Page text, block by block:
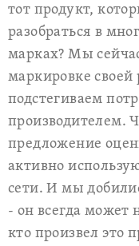
тот продукт,
разобраться в
марках? Мы
маркировке
подстегиваем
производителем.
предложение
активно
сети. И мы
- он всегда может
кто произвел это